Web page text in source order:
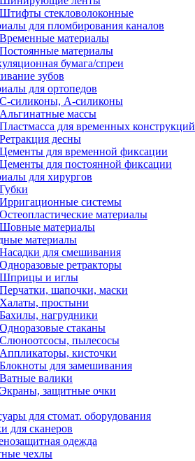
Штифты стекловолоконные
для пломбирования каналов
Временные материалы
Постоянные материалы
бумага/спреи
зубов
для ортопедов
C-силиконы, А-силиконы
Альгинатные массы
Пластмасса для временных конструкций
Ретракция десны
Цементы для временной фиксации
Цементы для постоянной фиксации
для хирургов
Губки
Ирригационные системы
Остеопластические материалы
Шовные материалы
материалы
Насадки для смешивания
Одноразовые ретракторы
Шприцы и иглы
Перчатки, шапочки, маски
Халаты, простыни
Бахилы, нагрудники
Одноразовые стаканы
Слюноотсосы, пылесосы
Аппликаторы, кисточки
Блокноты для замешивания
Ватные валики
Экраны, защитные очки
для стомат. оборудования
для сканеров
одежда
чехлы